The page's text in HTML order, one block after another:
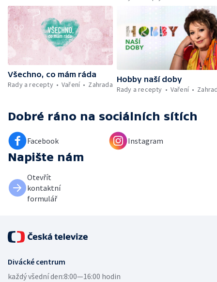
Umělecký festival Pohoda 2026 —
Vyhodnocení ankety + ČT tipy —
Vyhodnocení divácké soutěže — Práce
záchranářů v létě
Všechno, co mám ráda
Rady a recepty
Vaření Zahrada
Hobby naší doby
Rady a recepty
Vaření
Dobré ráno na sociálních sítích
Facebook Instagram
Napište nám
Otevřít
kontaktní
formulář
Divácké centrum
každý všední den:8:00—16:00 hodin